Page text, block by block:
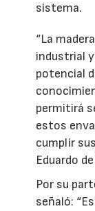
sistema.
“La
industrial
potencial
permitirá
estos
cumplir
Eduardo
Por su
señaló: